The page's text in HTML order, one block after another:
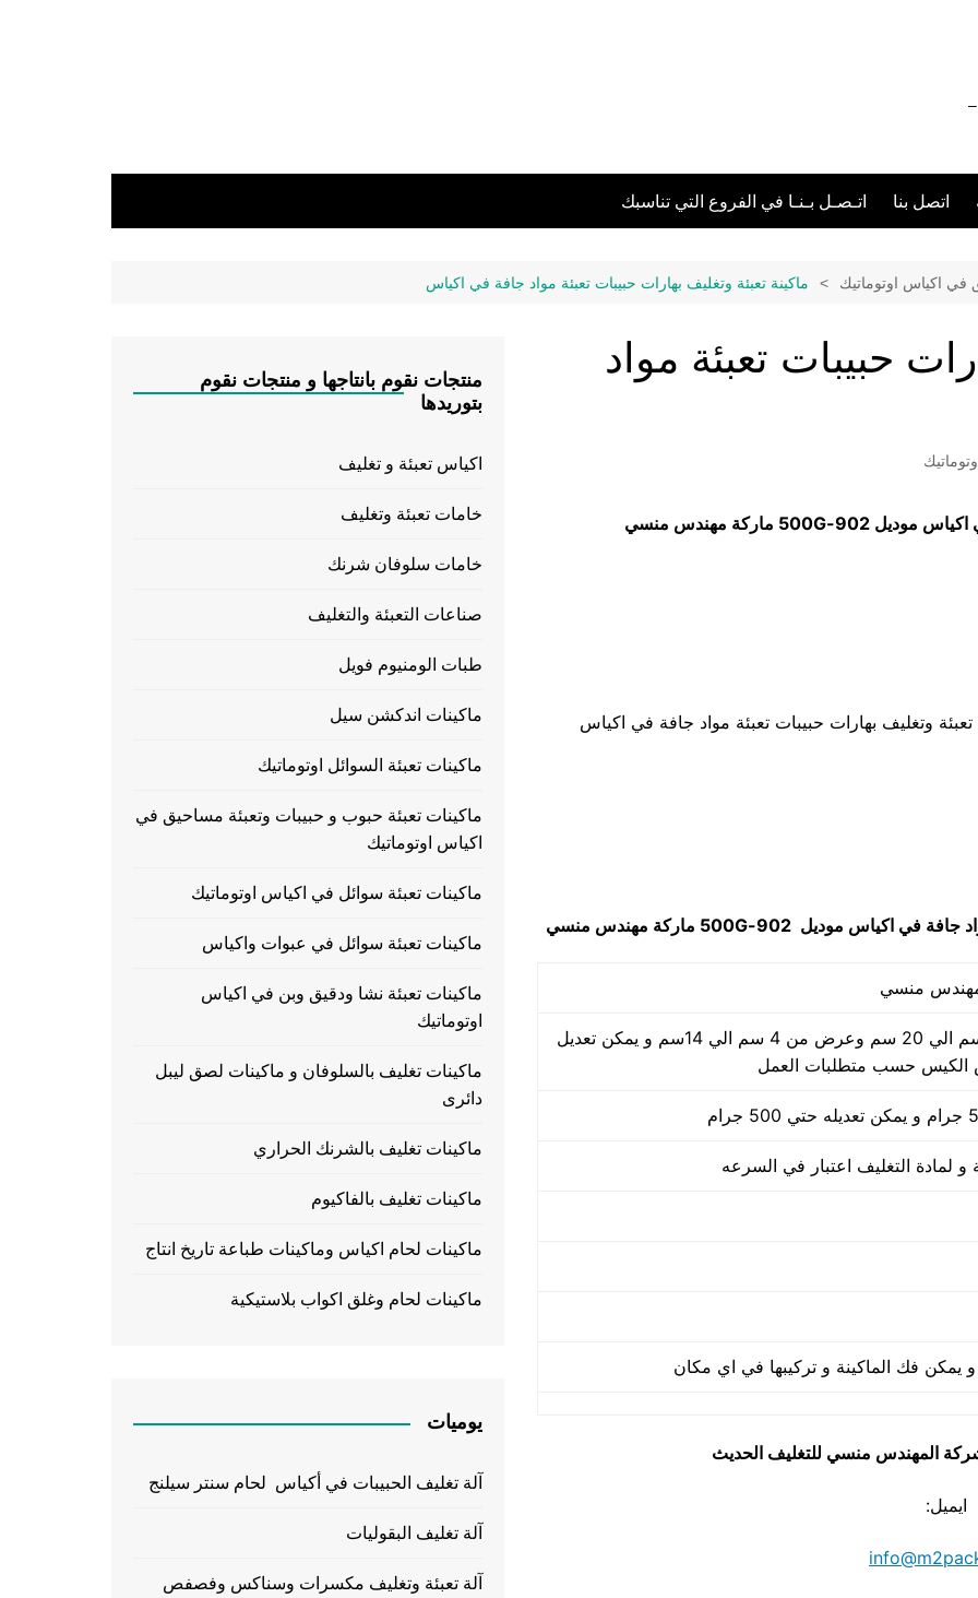
التغليف 01211116954 – 01211116955 – 01211116956 –
اتصل بنا اتـصـل بـنـا في الفروع التي تناسبك
في اكياس اوتوماتيك ماكينة تعبئة وتغليف بهارات حبيبات تعبئة مواد جافة في اكياس
حبيبات تعبئة مواد
اكياس موديل 902-500G ماركة مهندس منسي
تعبئة وتغليف بهارات حبيبات تعبئة مواد جافة في اكياس
جافة في اكياس موديل 902-500G ماركة مهندس منسي
طول الكيس من 5 سم الي 20 سم وعرض من 4 سم الي 14سم و يمكن تعديل
حسب متطلبات العمل
شركة المهندس منسي للتغليف الحديث
ايميل:
منتجات نقوم بانتاجها و منتجات نقوم
بتوريدها
اكياس تعبئة و تغليف
خامات تعبئة وتغليف
خامات سلوفان شرنك
صناعات التعبئة والتغليف
طبات الومنيوم فويل
ماكينات اندكشن سيل
ماكينات تعبئة السوائل اوتوماتيك
ماكينات تعبئة حبوب و حبيبات وتعبئة مساحيق في
اكياس اوتوماتيك
ماكينات تعبئة سوائل في اكياس اوتوماتيك
ماكينات تعبئة سوائل في عبوات واكياس
ماكينات تعبئة نشا ودقيق وبن في اكياس
اوتوماتيك
ماكينات تغليف بالسلوفان و ماكينات لصق ليبل
دائرى
ماكينات تغليف بالشرنك الحراري
ماكينات تغليف بالفاكيوم
ماكينات لحام اكياس وماكينات طباعة تاريخ انتاج
ماكينات لحام وغلق اكواب بلاستيكية
يوميات
آلة تغليف الحبيبات في أكياس لحام سنتر سيلنج
آلة تغليف البقوليات
آلة تعبئة وتغليف مكسرات وسناكس وفصفص